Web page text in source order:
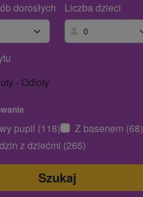
dorosłych
Liczba dzieci
- Odloty
pupil (118)
Z basenem (68)
z dziećmi (265)